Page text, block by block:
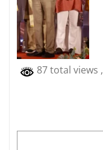
87 total views